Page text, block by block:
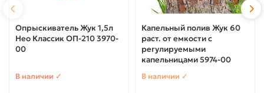
Опрыскиватель Жук 1,5л
Нео Классик ОП-210 3970-
00
В наличии ✓
Капельный полив Жук 60
раст. от емкости с
регулируемыми
капельницами 5974-00
В наличии ✓